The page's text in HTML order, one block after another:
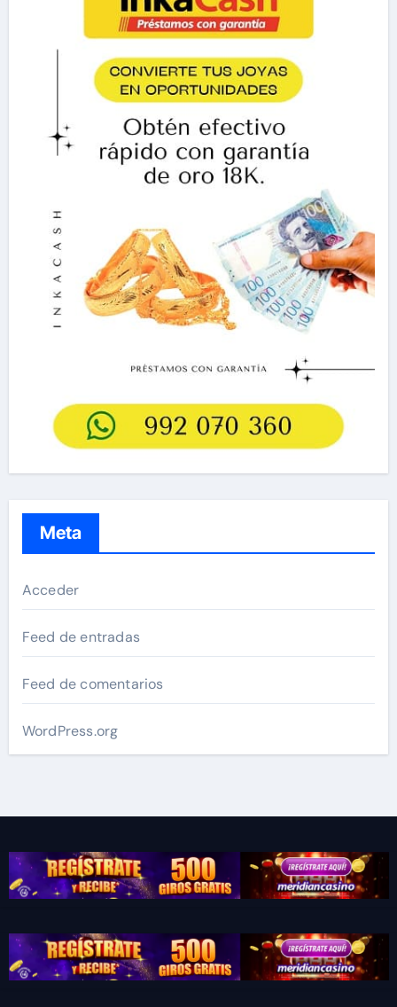
Meta
Acceder
Feed de entradas
Feed de comentarios
WordPress.org